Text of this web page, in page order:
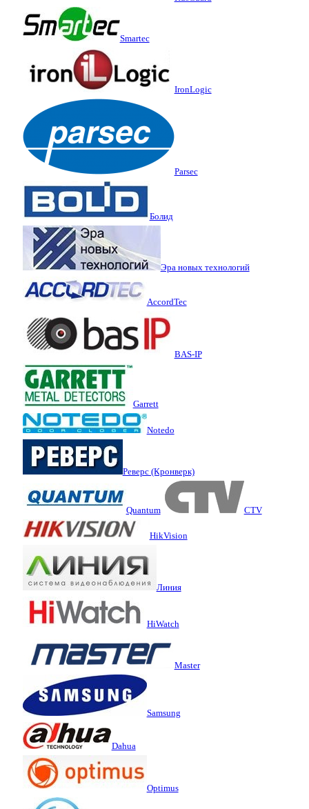
Smartec
IronLogic
Parsec
Болид
Эра новых технологий
AccordTec
BAS-IP
Garrett
Notedo
Реверс (Кронверк)
Quantum CTV
HikVision
Линия
HiWatch
Master
Samsung
Dahua
Optimus